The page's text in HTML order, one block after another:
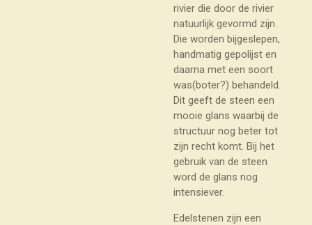
rivier die door de rivier
natuurlijk gevormd zijn.
Die worden bijgeslepen,
handmatig gepolijst en
daarna met een soort
was(boter?) behandeld.
Dit geeft de steen een
mooie glans waarbij de
structuur nog beter tot
zijn recht komt. Bij het
gebruik van de steen
word de glans nog
intensiever.
Edelstenen zijn een